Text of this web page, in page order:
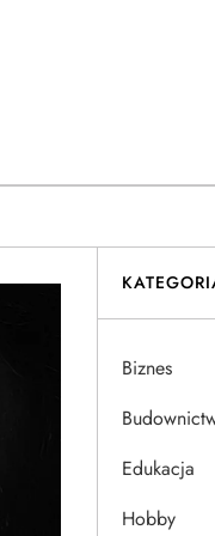
Biznes
Edukacja
Hobby